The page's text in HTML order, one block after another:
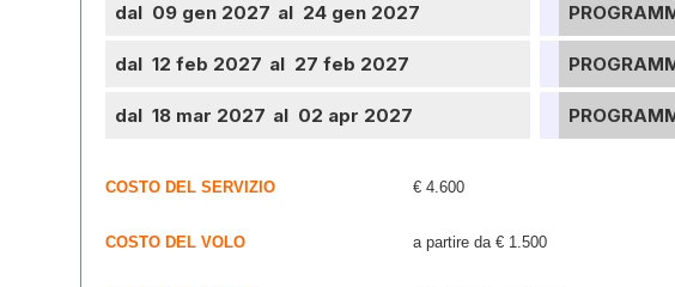
dal 09 gen 2027 al 24 gen 2027
dal 12 feb 2027 al 27 feb 2027
dal 18 mar 2027 al 02 apr 2027
COSTO DEL SERVIZIO € 4.600
COSTO DEL VOLO a partire da € 1.500